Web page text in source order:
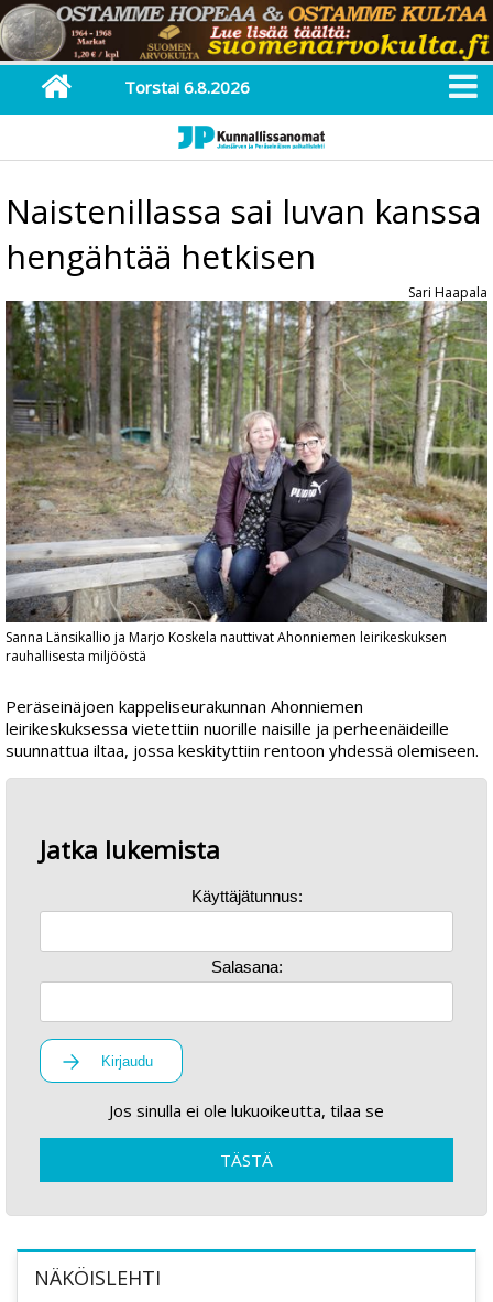
Torstai 6.8.2026
Naistenillassa sai luvan kanssa
hengähtää hetkisen
Sanna Länsikallio ja Marjo Koskela nauttivat Ahonniemen leirikeskuksen
rauhallisesta miljööstä
Sari Haapala
Peräseinäjoen kappeliseurakunnan Ahonniemen
leirikeskuksessa vietettiin nuorille naisille ja perheenäideille
suunnattua iltaa, jossa keskityttiin rentoon yhdessä olemiseen.
Jatka lukemista
Käyttäjätunnus:
Salasana:
Kirjaudu
Jos sinulla ei ole lukuoikeutta, tilaa se
TÄSTÄ
NÄKÖISLEHTI